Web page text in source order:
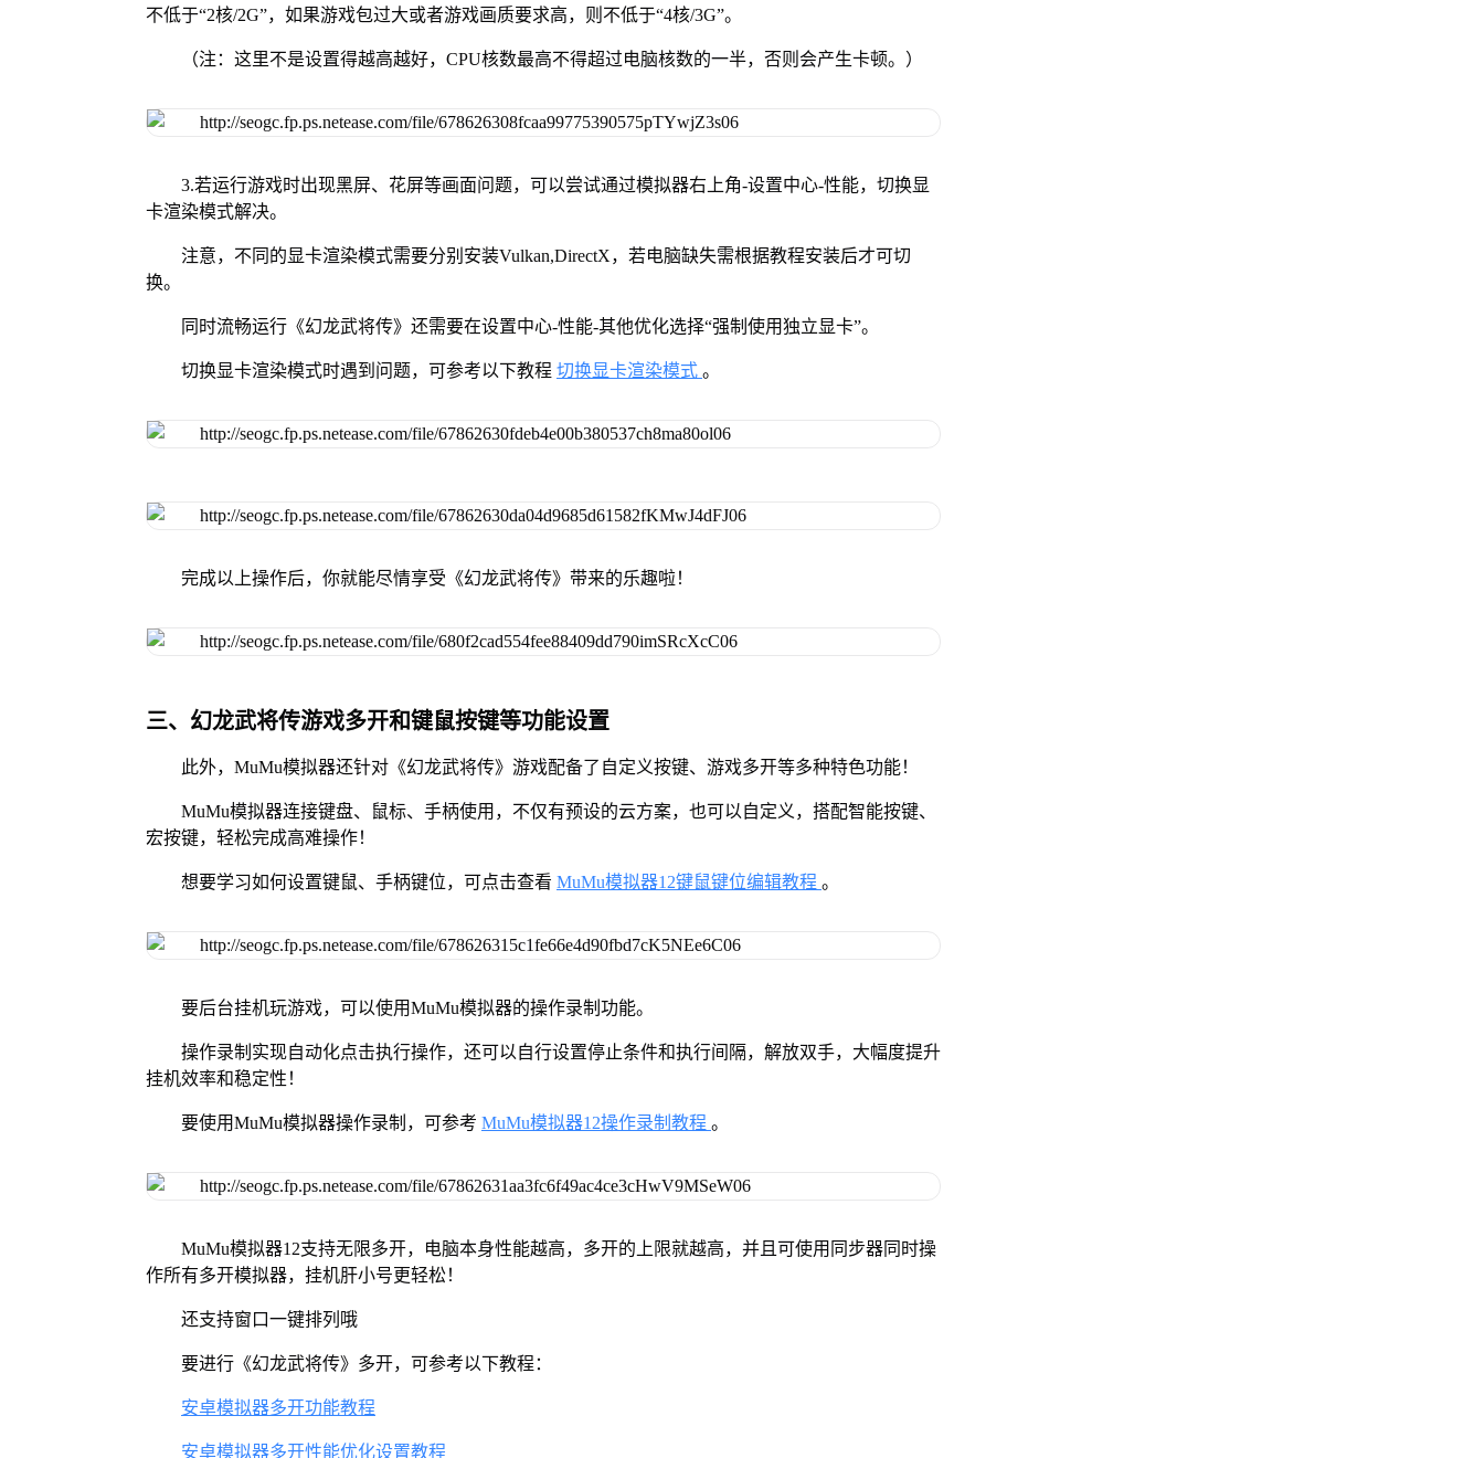
不低于“2核/2G”，如果游戏包过大或者游戏画质要求高，则不低于“4核/3G”。
（注：这里不是设置得越高越好，CPU核数最高不得超过电脑核数的一半，否则会产生卡顿。）
3.若运行游戏时出现黑屏、花屏等画面问题，可以尝试通过模拟器右上角-设置中心-性能，切换显
卡渲染模式解决。
注意，不同的显卡渲染模式需要分别安装Vulkan,DirectX，若电脑缺失需根据教程安装后才可切
换。
同时流畅运行《幻龙武将传》还需要在设置中心-性能-其他优化选择“强制使用独立显卡”。
切换显卡渲染模式时遇到问题，可参考以下教程 切换显卡渲染模式 。
完成以上操作后，你就能尽情享受《幻龙武将传》带来的乐趣啦！
三、幻龙武将传游戏多开和键鼠按键等功能设置
此外，MuMu模拟器还针对《幻龙武将传》游戏配备了自定义按键、游戏多开等多种特色功能！
MuMu模拟器连接键盘、鼠标、手柄使用，不仅有预设的云方案，也可以自定义，搭配智能按键、
宏按键，轻松完成高难操作！
想要学习如何设置键鼠、手柄键位，可点击查看 MuMu模拟器12键鼠键位编辑教程 。
要后台挂机玩游戏，可以使用MuMu模拟器的操作录制功能。
操作录制实现自动化点击执行操作，还可以自行设置停止条件和执行间隔，解放双手，大幅度提升
挂机效率和稳定性！
要使用MuMu模拟器操作录制，可参考 MuMu模拟器12操作录制教程 。
MuMu模拟器12支持无限多开，电脑本身性能越高，多开的上限就越高，并且可使用同步器同时操
作所有多开模拟器，挂机肝小号更轻松！
还支持窗口一键排列哦
要进行《幻龙武将传》多开，可参考以下教程：
安卓模拟器多开功能教程
安卓模拟器多开性能优化设置教程